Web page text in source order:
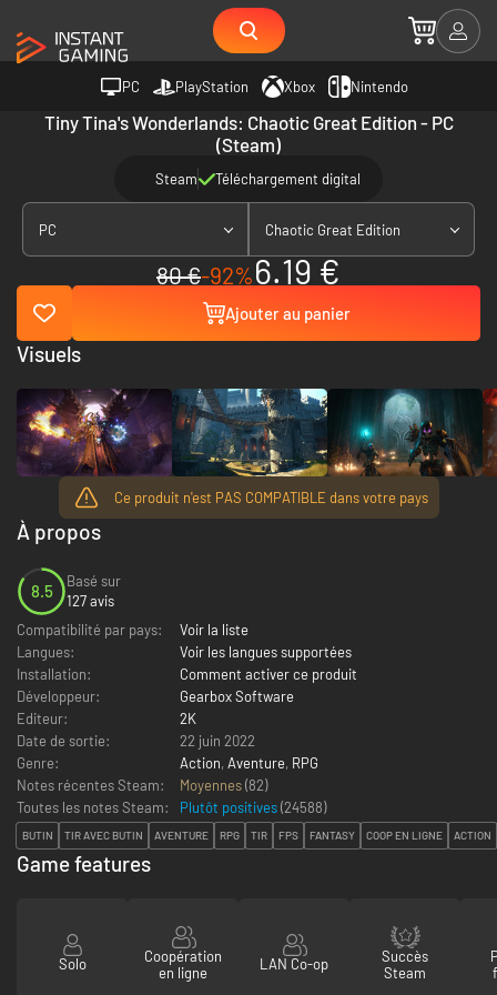
PC PlayStation Xbox Nintendo
Tiny Tina's Wonderlands: Chaotic Great Edition - PC
(Steam)
Steam Téléchargement digital
PC Chaotic Great Edition
80 €-92%6.19 €
Ajouter au panier
Ce produit n'est PAS COMPATIBLE dans votre pays
À propos
8.5
Basé sur
127 avis
Compatibilité par pays:
Voir la liste
Langues:
Voir les langues supportées
Installation:
Comment activer ce produit
Développeur:
Gearbox Software
Editeur:
2K
Date de sortie:
22 juin 2022
Genre:
Action, Aventure, RPG
Notes récentes Steam:
Moyennes(82)
Toutes les notes Steam:
Plutôt positives(24588)
BUTIN TIR AVEC BUTIN AVENTURE RPG TIR FPS FANTASY COOP EN LIGNE ACTION
Visuels
Game features
Solo
Coopération
en ligne
LAN Co-op
Succès
Steam